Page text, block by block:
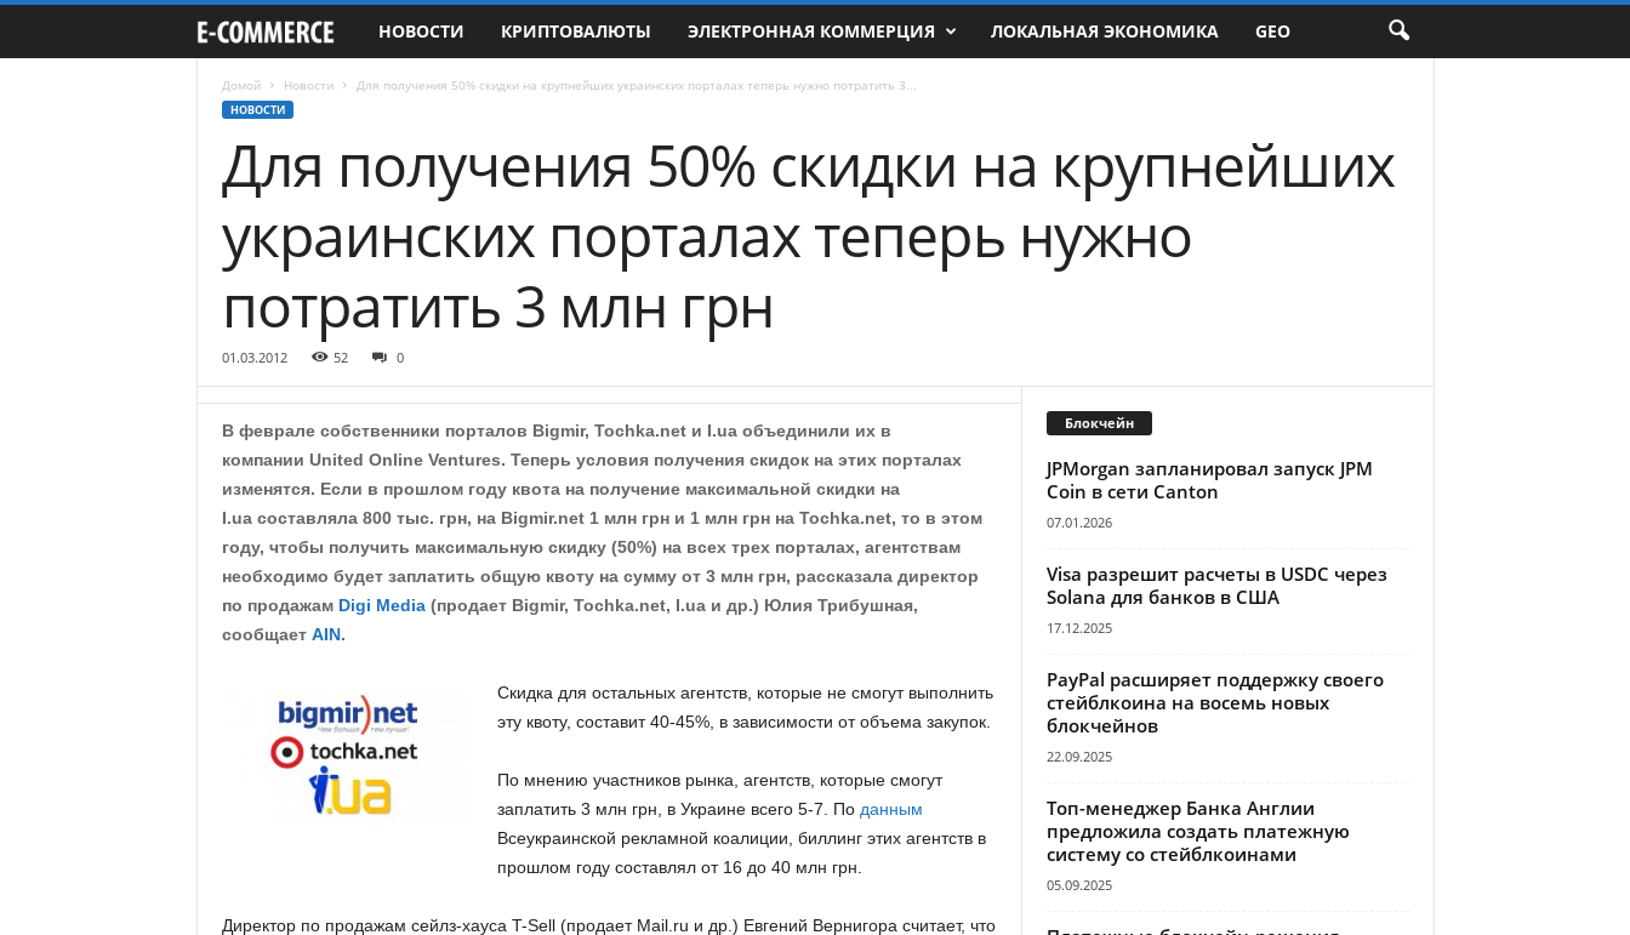
-
o
m
m
r
c
e
c
m
.
НОВОСТИ КРИПТОВАЛЮТЫ ЭЛЕКТРОННАЯ КОММЕРЦИЯ ЛОКАЛЬНАЯ ЭКОНОМИКА GEO
Домой Новости Для получения 50% скидки на крупнейших украинских порталах теперь нужно потратить 3...
НОВОСТИ
Для получения 50% скидки на крупнейших
украинских порталах теперь нужно
потратить 3 млн грн
01.03.2012 52 0
В феврале собственники порталов Bigmir, Tochka.net и I.ua объединили их в
компании United Online Ventures. Теперь условия получения скидок на этих порталах
изменятся. Если в прошлом году квота на получение максимальной скидки на
I.ua составляла 800 тыс. грн, на Bigmir.net 1 млн грн и 1 млн грн на Tochka.net, то в этом
году, чтобы получить максимальную скидку (50%) на всех трех порталах, агентствам
необходимо будет заплатить общую квоту на сумму от 3 млн грн, рассказала директор
по продажам Digi Media(продает Bigmir, Tochka.net, I.ua и др.) Юлия Трибушная,
сообщает AIN.
Скидка для остальных агентств, которые не смогут выполнить
эту квоту, составит 40-45%, в зависимости от объема закупок.
По мнению участников рынка, агентств, которые смогут
заплатить 3 млн грн, в Украине всего 5-7. По данным
Всеукраинской рекламной коалиции, биллинг этих агентств в
прошлом году составлял от 16 до 40 млн грн.
Директор по продажам сейлз-хауса T-Sell (продает Mail.ru и др.) Евгений Вернигора считает, что
Блокчейн
JPMorgan запланировал запуск JPM
Coin в сети Canton
07.01.2026
Visa разрешит расчеты в USDC через
Solana для банков в США
17.12.2025
PayPal расширяет поддержку своего
стейблкоина на восемь новых
блокчейнов
22.09.2025
Топ-менеджер Банка Англии
предложила создать платежную
систему со стейблкоинами
05.09.2025